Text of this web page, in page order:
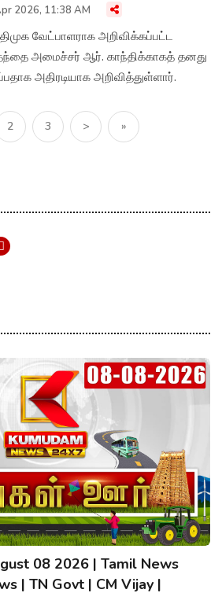
2026, 11:38 AM
வேட்பாளராக அறிவிக்கப்பட்ட
அமைச்சர் ஆர். காந்திக்காகத் தனது
அதிரடியாக அறிவித்துள்ளார்.
2 3 > »
08 2026 | Tamil News
| TN Govt | CM Vijay |